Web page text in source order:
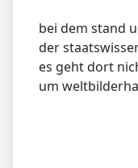
bei dem stand
der
es geht dort
um